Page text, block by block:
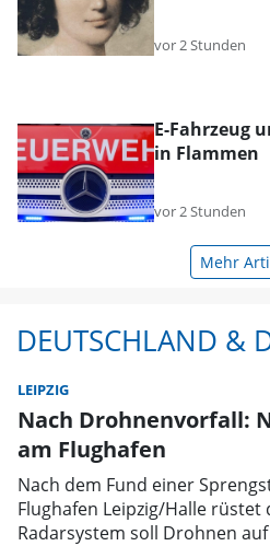
vor 2 Stunden
E-Fahrzeug
in Flammen
vor 2 Stunden
Mehr
DEUTSCHLAND &
LEIPZIG
Nach Drohnenvorfall:
am Flughafen
Nach dem Fund einer
Flughafen Leipzig/Halle rüstet
Radarsystem soll Drohnen